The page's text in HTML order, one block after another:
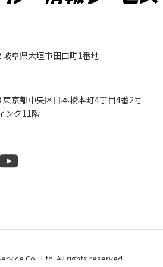
阜県大垣市田口町1番地
東京都中央区日本橋本町4丁目4番2号
ング11階
Co., Ltd. All rights reserved.